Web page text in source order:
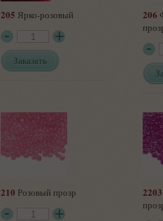
205 Ярко-розовый
Заказать
206
210 Розовый прозр 2203